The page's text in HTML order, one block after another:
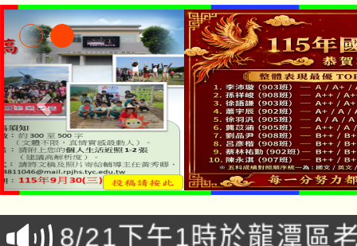
「本色祭」8/29、30在
場熱烈登場!
8/21下午1時於龍潭區